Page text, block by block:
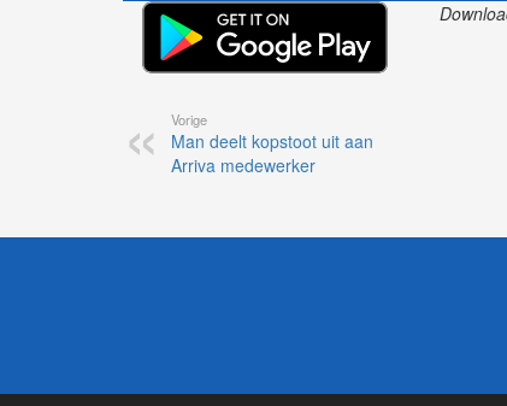
Vorige
Man deelt kopstoot uit aan
Arriva medewerker